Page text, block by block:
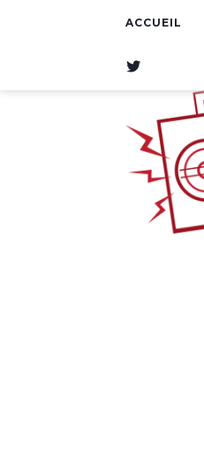
ACCUEIL
W
T
T